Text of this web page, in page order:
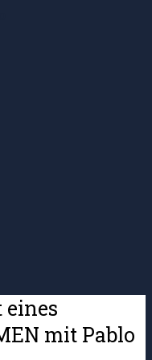
mit Pablo